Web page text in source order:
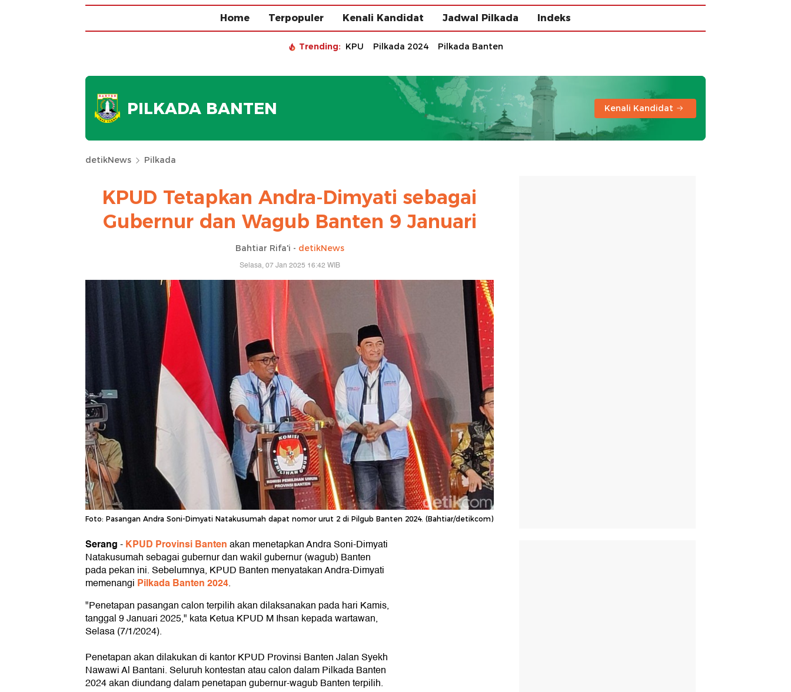
Home Terpopuler Kenali Kandidat Jadwal Pilkada Indeks
Trending: KPU Pilkada 2024 Pilkada Banten
PILKADA BANTEN Kenali Kandidat
detikNews Pilkada
KPUD Tetapkan Andra-Dimyati sebagai
Gubernur dan Wagub Banten 9 Januari
Bahtiar Rifa'i - detikNews
Selasa, 07 Jan 2025 16:42 WIB
Foto: Pasangan Andra Soni-Dimyati Natakusumah dapat nomor urut 2 di Pilgub Banten 2024. (Bahtiar/detikcom)
Serang-KPUD Provinsi Bantenakan menetapkan Andra Soni-Dimyati
Natakusumah sebagai gubernur dan wakil gubernur (wagub) Banten
pada pekan ini. Sebelumnya, KPUD Banten menyatakan Andra-Dimyati
memenangi Pilkada Banten 2024.
"Penetapan pasangan calon terpilih akan dilaksanakan pada hari Kamis,
tanggal 9 Januari 2025," kata Ketua KPUD M Ihsan kepada wartawan,
Selasa (7/1/2024).
Penetapan akan dilakukan di kantor KPUD Provinsi Banten Jalan Syekh
Nawawi Al Bantani. Seluruh kontestan atau calon dalam Pilkada Banten
2024 akan diundang dalam penetapan gubernur-wagub Banten terpilih.